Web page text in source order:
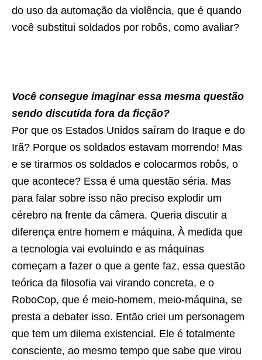
do uso da automação da violência, que é quando
você substitui soldados por robôs, como avaliar?
Você consegue imaginar essa mesma questão
sendo discutida fora da ficção?
Por que os Estados Unidos saíram do Iraque e do
Irã? Porque os soldados estavam morrendo! Mas
e se tirarmos os soldados e colocarmos robôs, o
que acontece? Essa é uma questão séria. Mas
para falar sobre isso não preciso explodir um
cérebro na frente da câmera. Queria discutir a
diferença entre homem e máquina. À medida que
a tecnologia vai evoluindo e as máquinas
começam a fazer o que a gente faz, essa questão
teórica da filosofia vai virando concreta, e o
RoboCop, que é meio-homem, meio-máquina, se
presta a debater isso. Então criei um personagem
que tem um dilema existencial. Ele é totalmente
consciente, ao mesmo tempo que sabe que virou